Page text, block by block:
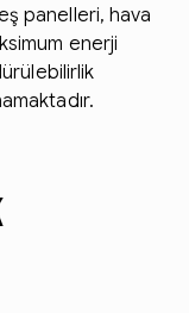
panelleri, hava
enerji